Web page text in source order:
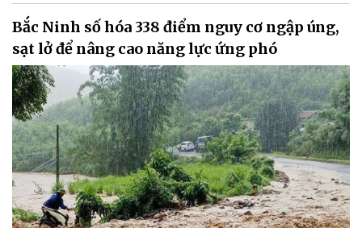
Bắc Ninh số hóa 338 điểm nguy cơ ngập úng,
sạt lở để nâng cao năng lực ứng phó